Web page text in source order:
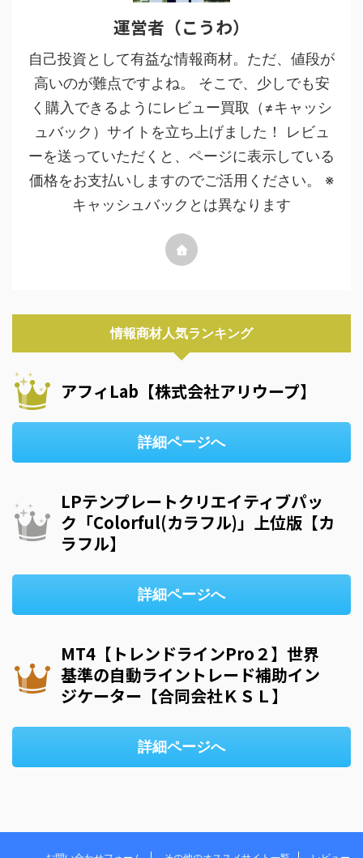
運営者（こうわ）
自己投資として有益な情報商材。ただ、値段が
高いのが難点ですよね。 そこで、少しでも安
く購入できるようにレビュー買取（≠キャッシ
ュバック）サイトを立ち上げました！ レビュ
ーを送っていただくと、ページに表示している
価格をお支払いしますのでご活用ください。 ※
キャッシュバックとは異なります
情報商材人気ランキング
アフィLab【株式会社アリウープ】
詳細ページへ
LPテンプレートクリエイティブパッ
ク「Colorful(カラフル)」上位版【カ
ラフル】
詳細ページへ
MT4【トレンドラインPro２】世界
基準の自動ライントレード補助イン
ジケーター【合同会社ＫＳＬ】
詳細ページへ